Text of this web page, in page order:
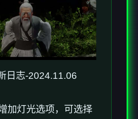
日志-2024.11.06
加灯光选项，可选择